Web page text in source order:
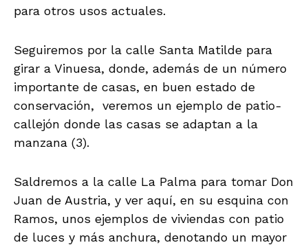
para otros usos actuales.
Seguiremos por la calle Santa Matilde para
girar a Vinuesa, donde, además de un número
importante de casas, en buen estado de
conservación, veremos un ejemplo de patio-
callejón donde las casas se adaptan a la
manzana (3).
Saldremos a la calle La Palma para tomar Don
Juan de Austria, y ver aquí, en su esquina con
Ramos, unos ejemplos de viviendas con patio
de luces y más anchura, denotando un mayor